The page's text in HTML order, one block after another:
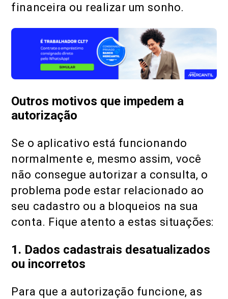
financeira ou realizar um sonho.
Outros motivos que impedem a
autorização
Se o aplicativo está funcionando
normalmente e, mesmo assim, você
não consegue autorizar a consulta, o
problema pode estar relacionado ao
seu cadastro ou a bloqueios na sua
conta. Fique atento a estas situações:
1. Dados cadastrais desatualizados
ou incorretos
Para que a autorização funcione, as